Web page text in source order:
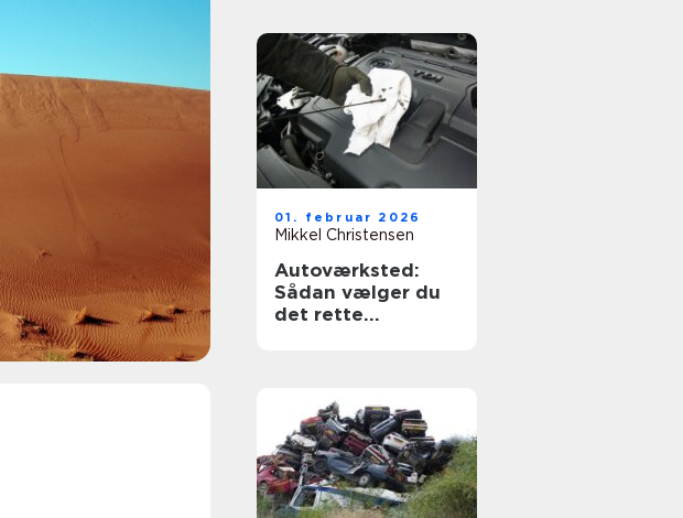
01. februar 2026
Mikkel Christensen
Autoværksted:
Sådan vælger du
det rette